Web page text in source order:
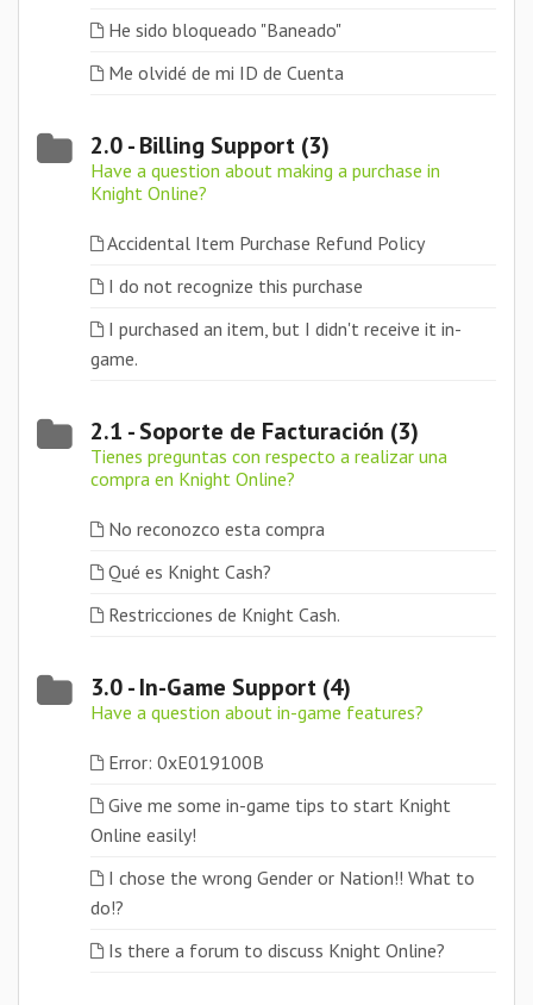
He sido bloqueado "Baneado"
Me olvidé de mi ID de Cuenta
2.0 - Billing Support (3)
Have a question about making a purchase in
Knight Online?
Accidental Item Purchase Refund Policy
I do not recognize this purchase
I purchased an item, but I didn't receive it in-
game.
2.1 - Soporte de Facturación (3)
Tienes preguntas con respecto a realizar una
compra en Knight Online?
No reconozco esta compra
Qué es Knight Cash?
Restricciones de Knight Cash.
3.0 - In-Game Support (4)
Have a question about in-game features?
Error: 0xE019100B
Give me some in-game tips to start Knight
Online easily!
I chose the wrong Gender or Nation!! What to
do!?
Is there a forum to discuss Knight Online?